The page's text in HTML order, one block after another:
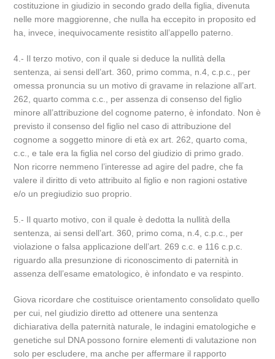
costituzione in giudizio in secondo grado della figlia, divenuta
nelle more maggiorenne, che nulla ha eccepito in proposito ed
ha, invece, inequivocamente resistito all’appello paterno.
4.- Il terzo motivo, con il quale si deduce la nullità della
sentenza, ai sensi dell’art. 360, primo comma, n.4, c.p.c., per
omessa pronuncia su un motivo di gravame in relazione all’art.
262, quarto comma c.c., per assenza di consenso del figlio
minore all’attribuzione del cognome paterno, è infondato. Non è
previsto il consenso del figlio nel caso di attribuzione del
cognome a soggetto minore di età ex art. 262, quarto coma,
c.c., e tale era la figlia nel corso del giudizio di primo grado.
Non ricorre nemmeno l’interesse ad agire del padre, che fa
valere il diritto di veto attribuito al figlio e non ragioni ostative
e/o un pregiudizio suo proprio.
5.- Il quarto motivo, con il quale è dedotta la nullità della
sentenza, ai sensi dell’art. 360, primo coma, n.4, c.p.c., per
violazione o falsa applicazione dell’art. 269 c.c. e 116 c.p.c.
riguardo alla presunzione di riconoscimento di paternità in
assenza dell’esame ematologico, è infondato e va respinto.
Giova ricordare che costituisce orientamento consolidato quello
per cui, nel giudizio diretto ad ottenere una sentenza
dichiarativa della paternità naturale, le indagini ematologiche e
genetiche sul DNA possono fornire elementi di valutazione non
solo per escludere, ma anche per affermare il rapporto